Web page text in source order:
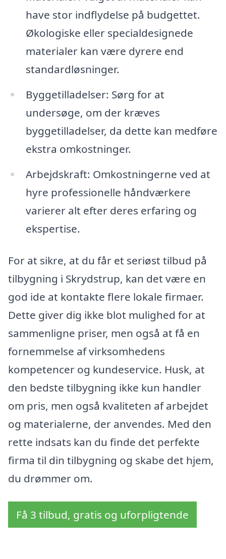
have stor indflydelse på budgettet.
Økologiske eller specialdesignede
materialer kan være dyrere end
standardløsninger.
Byggetilladelser: Sørg for at
undersøge, om der kræves
byggetilladelser, da dette kan medføre
ekstra omkostninger.
Arbejdskraft: Omkostningerne ved at
hyre professionelle håndværkere
varierer alt efter deres erfaring og
ekspertise.
For at sikre, at du får et seriøst tilbud på
tilbygning i Skrydstrup, kan det være en
god ide at kontakte flere lokale firmaer.
Dette giver dig ikke blot mulighed for at
sammenligne priser, men også at få en
fornemmelse af virksomhedens
kompetencer og kundeservice. Husk, at
den bedste tilbygning ikke kun handler
om pris, men også kvaliteten af arbejdet
og materialerne, der anvendes. Med den
rette indsats kan du finde det perfekte
firma til din tilbygning og skabe det hjem,
du drømmer om.
Få 3 tilbud, gratis og uforpligtende